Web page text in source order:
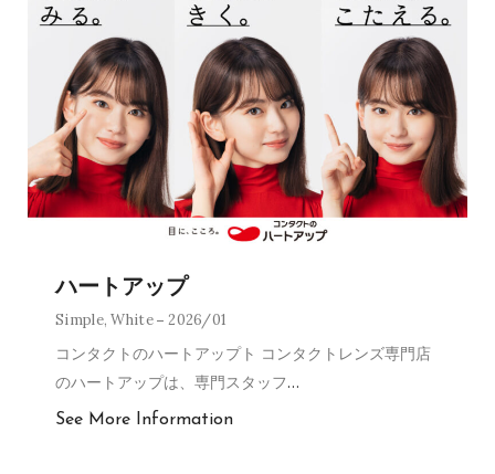
ハートアップ
Simple,White 2026/01
コンタクトのハートアップト コンタクトレンズ専門店
のハートアップは、専門スタッフ…
See More Information